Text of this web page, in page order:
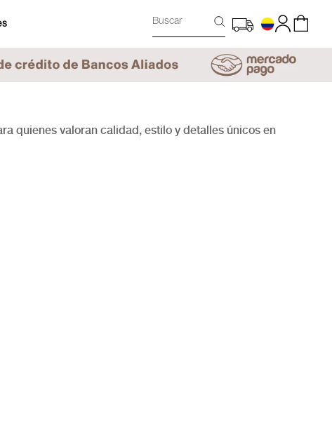
Buscar
quienes valoran calidad, estilo y detalles únicos en